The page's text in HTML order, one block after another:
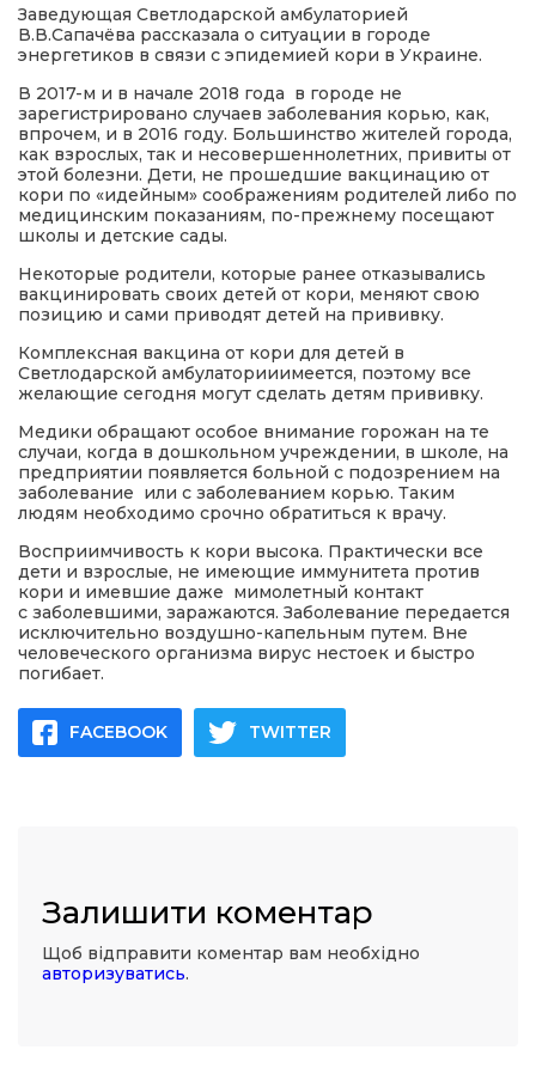
політика
місія
Заведующая Светлодарской амбулаторией
В.В.Сапачёва рассказала о ситуации в городе
энергетиков в связи с эпидемией кори в Украине.
В 2017-м и в начале 2018 года в городе не
зарегистрировано случаев заболевания корью, как,
впрочем, и в 2016 году. Большинство жителей города,
как взрослых, так и несовершеннолетних, привиты от
этой болезни. Дети, не прошедшие вакцинацию от
кори по «идейным» соображениям родителей либо по
медицинским показаниям, по-прежнему посещают
школы и детские сады.
Некоторые родители, которые ранее отказывались
вакцинировать своих детей от кори, меняют свою
позицию и сами приводят детей на прививку.
Комплексная вакцина от кори для детей в
Светлодарской амбулаторииимеется, поэтому все
желающие сегодня могут сделать детям прививку.
Медики обращают особое внимание горожан на те
случаи, когда в дошкольном учреждении, в школе, на
предприятии появляется больной с подозрением на
заболевание или с заболеванием корью. Таким
людям необходимо срочно обратиться к врачу.
Восприимчивость к кори высока. Практически все
дети и взрослые, не имеющие иммунитета против
кори и имевшие даже мимолетный контакт
с заболевшими, заражаются. Заболевание передается
исключительно воздушно-капельным путем. Вне
человеческого организма вирус нестоек и быстро
погибает.
FACEBOOK TWITTER
Залишити коментар
Щоб відправити коментар вам необхідно
авторизуватись.